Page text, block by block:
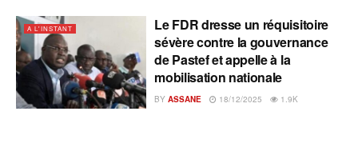
A L'INSTANT
Le FDR dresse un réquisitoire
sévère contre la gouvernance
de Pastef et appelle à la
mobilisation nationale
BY ASSANE 18/12/2025 1.9K